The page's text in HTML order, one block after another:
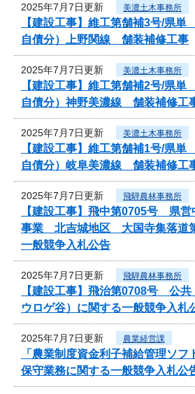
2025年7月7日更新 美濃土木事務所
【建設工事】維工第舗補3号/県
自債分）上野関線 舗装補修工事
2025年7月7日更新 美濃土木事務所
【建設工事】維工第舗補2号/県
自債分）神野美濃線 舗装補修工
2025年7月7日更新 美濃土木事務所
【建設工事】維工第舗補1号/県
自債分）岐阜美濃線 舗装補修工
2025年7月7日更新 飛騨農林事務所
【建設工事】飛中第0705号 県営
事業 北吉城地区 大国寺集落道
一般競争入札公告
2025年7月7日更新 飛騨農林事務所
【建設工事】飛治第0708号 公
ウロゲ谷）に関する一般競争入札
2025年7月7日更新 農業経営課
「農業制度資金利子補給管理ソフ
保守業務に関する一般競争入札公